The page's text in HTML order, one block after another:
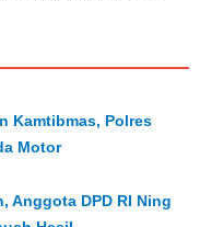
Kamtibmas, Polres
Motor
Anggota DPD RI Ning